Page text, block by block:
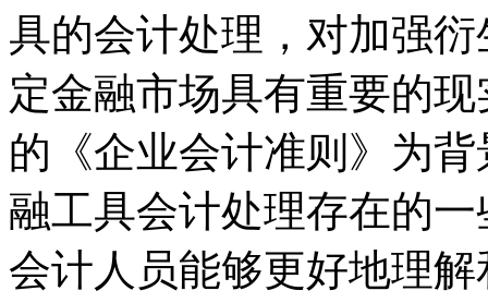
具的会计处理，对加强
定金融市场具有重要的
的《企业会计准则》为
融工具会计处理存在的
会计人员能够更好地理